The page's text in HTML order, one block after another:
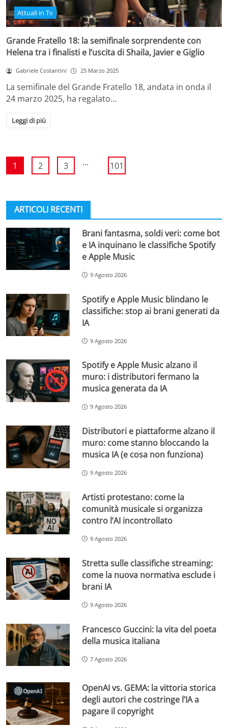
Attuali in Tv
Grande Fratello 18: la semifinale sorprendente con
Helena tra i finalisti e l’uscita di Shaila, Javier e Giglio
Gabriele Costantini 25 Marzo 2025
La semifinale del Grande Fratello 18, andata in onda il
24 marzo 2025, ha regalato…
Leggi di più
1 2 3 ... 101
ARTICOLI RECENTI
Brani fantasma, soldi veri: come bot
e IA inquinano le classifiche Spotify
e Apple Music
9 Agosto 2026
Spotify e Apple Music blindano le
classifiche: stop ai brani generati da
IA
9 Agosto 2026
Spotify e Apple Music alzano il
muro: i distributori fermano la
musica generata da IA
9 Agosto 2026
Distributori e piattaforme alzano il
muro: come stanno bloccando la
musica IA (e cosa non funziona)
9 Agosto 2026
Artisti protestano: come la
comunità musicale si organizza
contro l’AI incontrollato
9 Agosto 2026
Stretta sulle classifiche streaming:
come la nuova normativa esclude i
brani IA
9 Agosto 2026
Francesco Guccini: la vita del poeta
della musica italiana
7 Agosto 2026
OpenAI vs. GEMA: la vittoria storica
degli autori che costringe l’IA a
pagare il copyright